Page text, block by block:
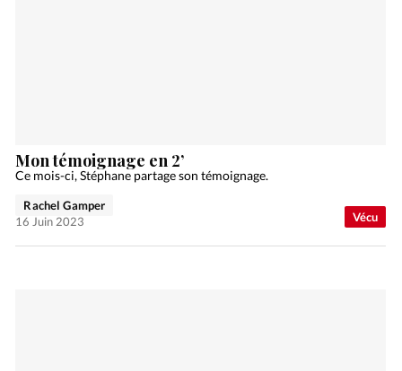
Vécu
Mon témoignage en 2’
Ce mois-ci, Stéphane partage son témoignage.
Rachel Gamper
16 Juin 2023